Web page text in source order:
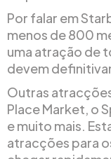
Por falar em
menos de 800
uma atração de
devem
Outras
Place Market, o
e muito mais.
atracções para